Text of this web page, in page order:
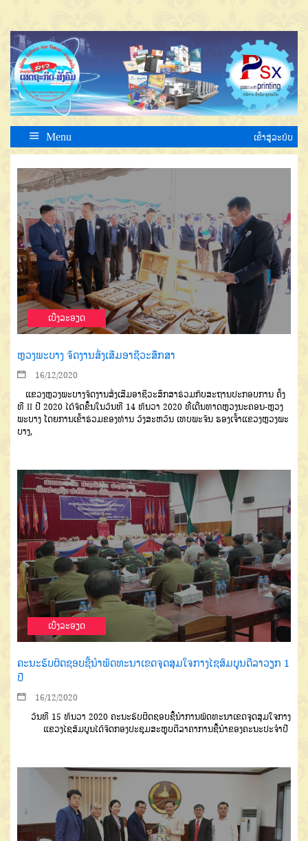
Menu ເຂົ້າສູ່ລະບົບ
ເບີ່ງລະອຽດ
ຫຼວງພະບາງ ຈັດງານສົ່ງເສີມອາຊີວະສືກສາ
16/12/2020
ແຂວງຫຼວງພະບາງຈັດງານສົ່ງເສີມອາຊີວະສຶກສາຮ່ວມກັບສະຖານປະກອບການ ຄັ້ງ
ທີ II ປີ 2020 ໄດ້ຈັດຂຶ້ນໃນວັນທີ 14 ທັນວາ 2020 ທີ່ເດີ່ນທາດຫຼວງນະຄອນ-ຫຼວງ
ພະບາງ ໂດຍການເຂົ້າຮ່ວມຂອງທ່ານ ວົງສະຫວັນ ເທບພະຈັນ ຮອງເຈົ້າແຂວງຫຼວງພະ
ບາງ,
ເບີ່ງລະອຽດ
ຄະນະຮັບຜິດຊອບຊີ້ນຳພັດທະນາເຂດຈຸດສຸມໃຈກາງໄຊສົມບູນຕີລາວຽກ 1
ປີ
16/12/2020
ວັນທີ 15 ທັນວາ 2020 ຄະນະຮັບຜິດຊອບຊີ້ນຳການພັດທະນາເຂດຈຸດສຸມໃຈກາງ
ແຂວງໄຊສົມບູນໄດ້ຈັດກອງປະຊຸມສະຫຼຸບຕີລາຄາການຊີ້ນຳຂອງຄະນະປະຈຳປີ